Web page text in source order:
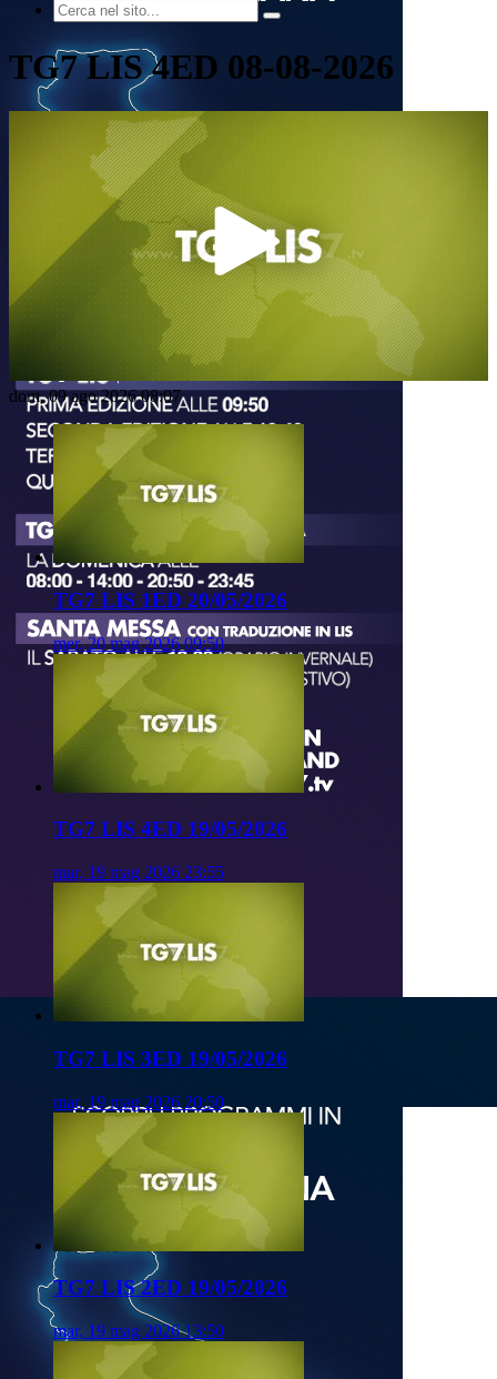
TG7 LIS 4ED 08-08-2026
Play
Video
dom, 09 ago 2026 08:07
TG7 LIS 1ED 20/05/2026
mer, 20 mag 2026 09:50
TG7 LIS 4ED 19/05/2026
mar, 19 mag 2026 23:55
TG7 LIS 3ED 19/05/2026
mar, 19 mag 2026 20:50
TG7 LIS 2ED 19/05/2026
mar, 19 mag 2026 13:50